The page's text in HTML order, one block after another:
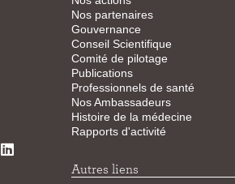
Nos partenaires
Gouvernance
Conseil Scientifique
Comité de pilotage
Publications
Professionnels de santé
Nos Ambassadeurs
Histoire de la médecine
Rapports d'activité
Autres liens